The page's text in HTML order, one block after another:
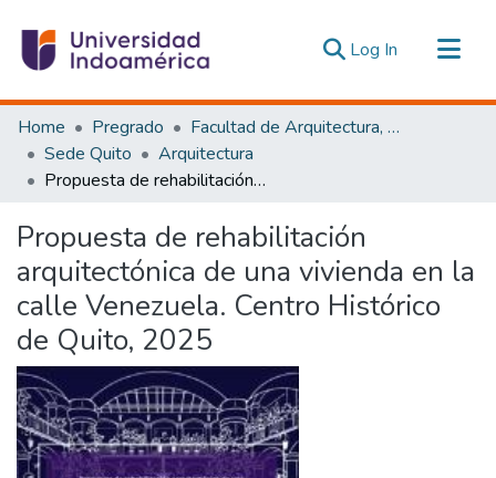
Log In (current)
Communities & Collections
All of DSpace
Statistics
Home Pregrado
Facultad de Arquitectura, Artes y Diseño
Sede Quito
Arquitectura
Propuesta de rehabilitación arquitectónica de una vivienda en la calle Venezuela. Centro Histórico de Quito, 2025
Propuesta de rehabilitación
arquitectónica de una vivienda en la
calle Venezuela. Centro Histórico
de Quito, 2025